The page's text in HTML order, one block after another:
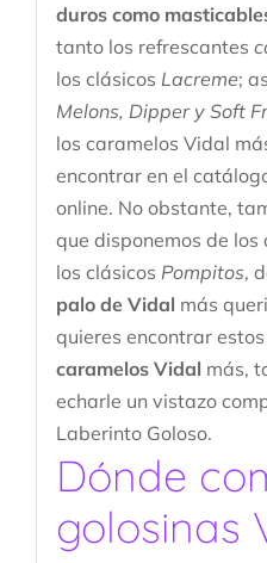
duros como
tanto los refrescantes
los clásicos Lacreme;
Melons, Dipper y Soft
los caramelos Vidal
encontrar en el
online. No obstante,
que disponemos de los
los clásicos Pompitos,
palo de Vidal más
quieres encontrar
caramelos Vidal más,
echarle un vistazo
Laberinto Goloso.
Dónde
golosinas